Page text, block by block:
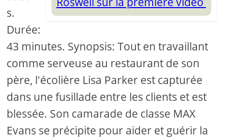
s.
Durée:
43 minutes. Synopsis: Tout en travaillant
comme serveuse au restaurant de son
père, l'écolière Lisa Parker est capturée
dans une fusillade entre les clients et est
blessée. Son camarade de classe MAX
Evans se précipite pour aider et guérir la